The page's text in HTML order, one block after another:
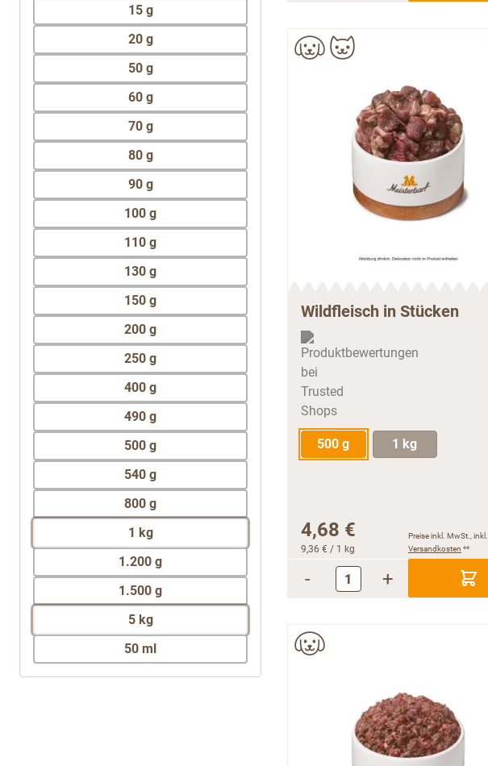
15 g
20 g
50 g
60 g
70 g
80 g
90 g
100 g
110 g
130 g
150 g
200 g
250 g
400 g
490 g
500 g
540 g
800 g
1 kg
1.200 g
1.500 g
5 kg
50 ml
Wildfleisch in Stücken
500 g 1 kg
4,68 €
9,36 € / 1 kg
Preise inkl. MwSt., inkl.
Versandkosten **
- +